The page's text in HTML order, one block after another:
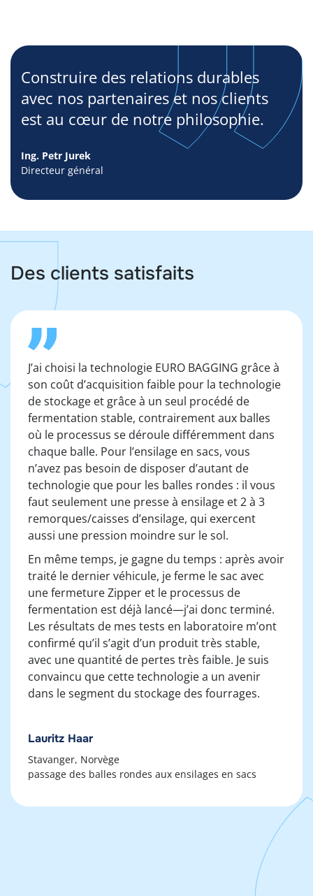
Construire des relations durables
avec nos partenaires et nos clients
est au cœur de notre philosophie.
Ing. Petr Jurek
Directeur général
Des clients satisfaits
Lauritz Haar
Stavanger, Norvège
passage des balles rondes aux ensilages en sacs
J’ai choisi la technologie EURO BAGGING grâce à
son coût d’acquisition faible pour la technologie
de stockage et grâce à un seul procédé de
fermentation stable, contrairement aux balles
où le processus se déroule différemment dans
chaque balle. Pour l’ensilage en sacs, vous
n’avez pas besoin de disposer d’autant de
technologie que pour les balles rondes : il vous
faut seulement une presse à ensilage et 2 à 3
remorques/caisses d’ensilage, qui exercent
aussi une pression moindre sur le sol.
En même temps, je gagne du temps : après avoir
traité le dernier véhicule, je ferme le sac avec
une fermeture Zipper et le processus de
fermentation est déjà lancé—j’ai donc terminé.
Les résultats de mes tests en laboratoire m’ont
confirmé qu’il s’agit d’un produit très stable,
avec une quantité de pertes très faible. Je suis
convaincu que cette technologie a un avenir
dans le segment du stockage des fourrages.